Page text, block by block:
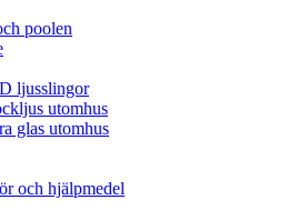
poolen
ljusslingor
utomhus
glas utomhus
och hjälpmedel